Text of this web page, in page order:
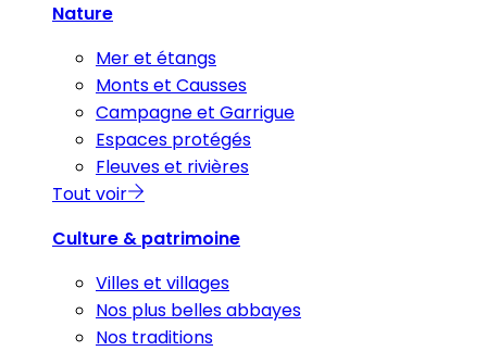
Nature
Mer et étangs
Monts et Causses
Campagne et Garrigue
Espaces protégés
Fleuves et rivières
Tout voir
Culture & patrimoine
Villes et villages
Nos plus belles abbayes
Nos traditions